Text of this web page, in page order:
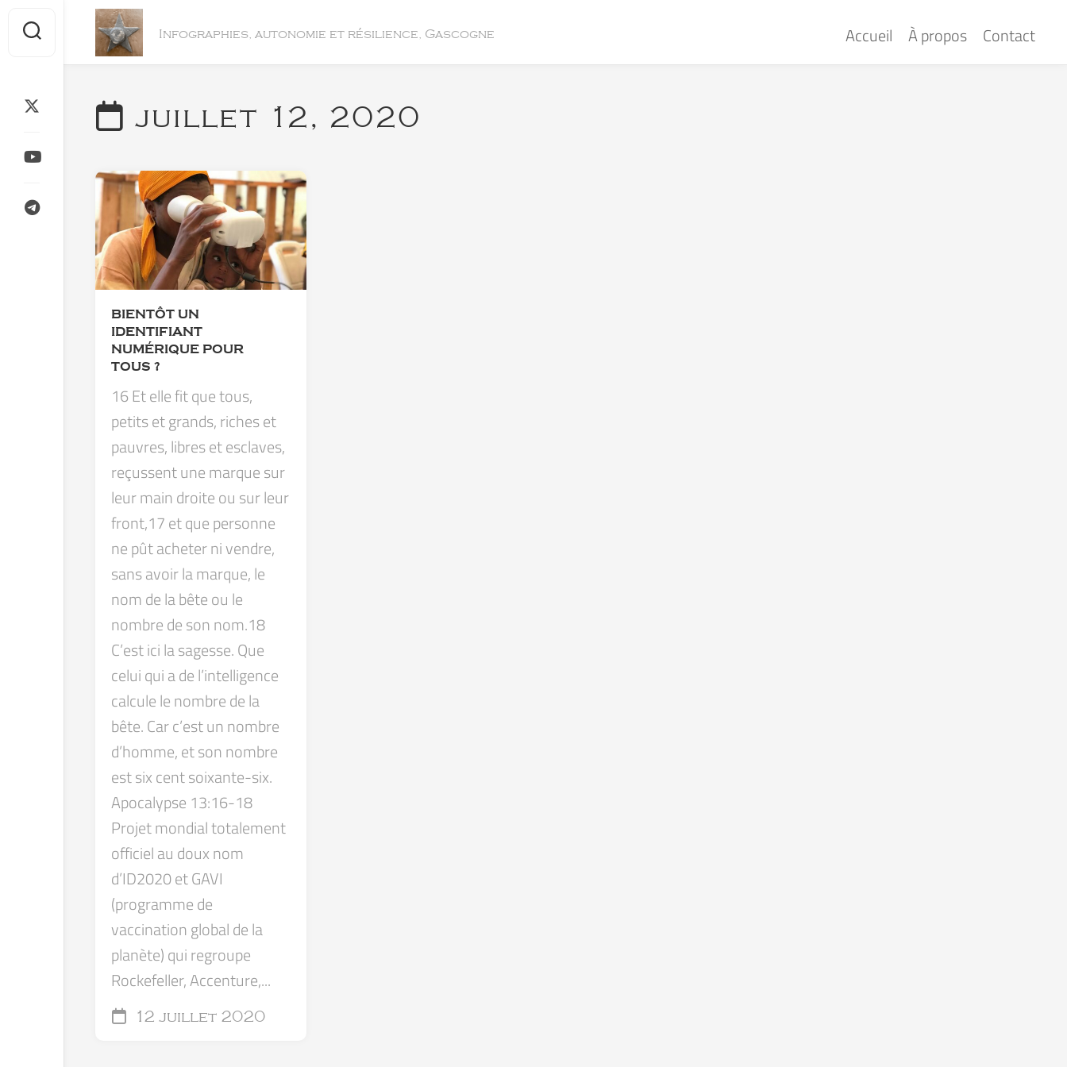
content
Infographies, autonomie et résilience, Gascogne Accueil À propos Contact
juillet 12, 2020
BIENTÔT UN
IDENTIFIANT
NUMÉRIQUE POUR
TOUS ?
16 Et elle fit que tous,
petits et grands, riches et
pauvres, libres et esclaves,
reçussent une marque sur
leur main droite ou sur leur
front,17 et que personne
ne pût acheter ni vendre,
sans avoir la marque, le
nom de la bête ou le
nombre de son nom.18
C’est ici la sagesse. Que
celui qui a de l’intelligence
calcule le nombre de la
bête. Car c’est un nombre
d’homme, et son nombre
est six cent soixante-six.
Apocalypse 13:16-18
Projet mondial totalement
officiel au doux nom
d’ID2020 et GAVI
(programme de
vaccination global de la
planète) qui regroupe
Rockefeller, Accenture,...
12 juillet 2020